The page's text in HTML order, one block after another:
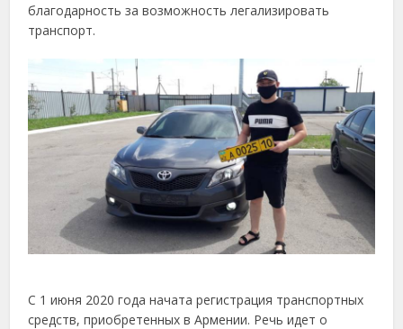
благодарность за возможность легализировать
транспорт.
С 1 июня 2020 года начата регистрация транспортных
средств, приобретенных в Армении. Речь идет о